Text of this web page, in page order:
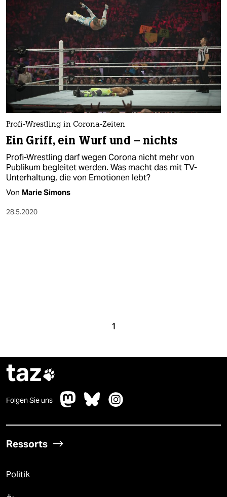
abo
genossenschaft
epaper login
Profi-Wrestling in Corona-Zeiten
Ein Griff, ein Wurf und – nichts
Profi-Wrestling darf wegen Corona nicht mehr von
Publikum begleitet werden. Was macht das mit TV-
Unterhaltung, die von Emotionen lebt?
Von Marie Simons
28.5.2020
1
taz
Folgen Sie uns
Ressorts
Politik